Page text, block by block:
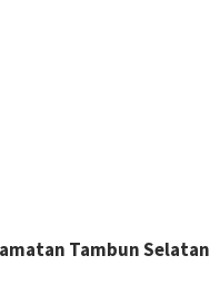
Tambun Selatan